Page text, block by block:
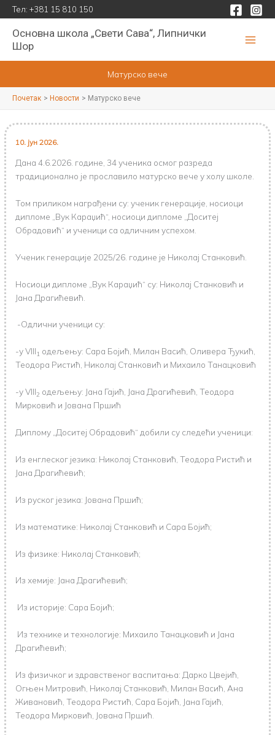
Пређи
на
садржај
Тел: +381 15 810 150
Основна школа „Свети Сава“, Липнички
Шор
Матурско вече
Почетак Новости Матурско вече
10. јун 2026.
Дана 4.6.2026. године, 34 ученика осмог разреда
традиционално је прославило матурско вече у холу школе.
Том приликом награђени су: ученик генерације, носиоци
дипломе „Вук Караџић“, носиоци дипломе „Доситеј
Обрадовић“ и ученици са одличним успехом.
Ученик генерације 2025/26. године је Николај Станковић.
Носиоци дипломе „Вук Караџић“ су: Николај Станковић и
Јана Драгићевић.
-Одлични ученици су:
-у VIII1 одељењу: Сара Бојић, Милан Васић, Оливера Ђукић,
Теодора Ристић, Николај Станковић и Михаило Танацковић
-у VIII2 одељењу: Јана Гајић, Јана Драгићевић, Теодора
Мирковић и Јована Пршић
Диплому „Доситеј Обрадовић“ добили су следећи ученици:
Из енглеског језика: Николај Станковић, Теодора Ристић и
Јана Драгићевић;
Из руског језика: Јована Пршић;
Из математике: Николај Станковић и Сара Бојић;
Из физике: Николај Станковић;
Из хемије: Јана Драгићевић;
Из историје: Сара Бојић;
Из технике и технологије: Михаило Танацковић и Јана
Драгићевић;
Из физичког и здравственог васпитања: Дарко Цвејић,
Огњен Митровић, Николај Станковић, Милан Васић, Ана
Живановић, Теодора Ристић, Сара Бојић, Јана Гајић,
Теодора Мирковић, Јована Пршић.